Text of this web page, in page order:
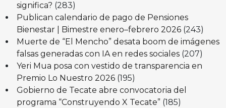
significa? (283)
Publican calendario de pago de Pensiones
Bienestar | Bimestre enero–febrero 2026 (243)
Muerte de “El Mencho” desata boom de imágenes
falsas generadas con IA en redes sociales (207)
Yeri Mua posa con vestido de transparencia en
Premio Lo Nuestro 2026 (195)
Gobierno de Tecate abre convocatoria del
programa “Construyendo X Tecate” (185)